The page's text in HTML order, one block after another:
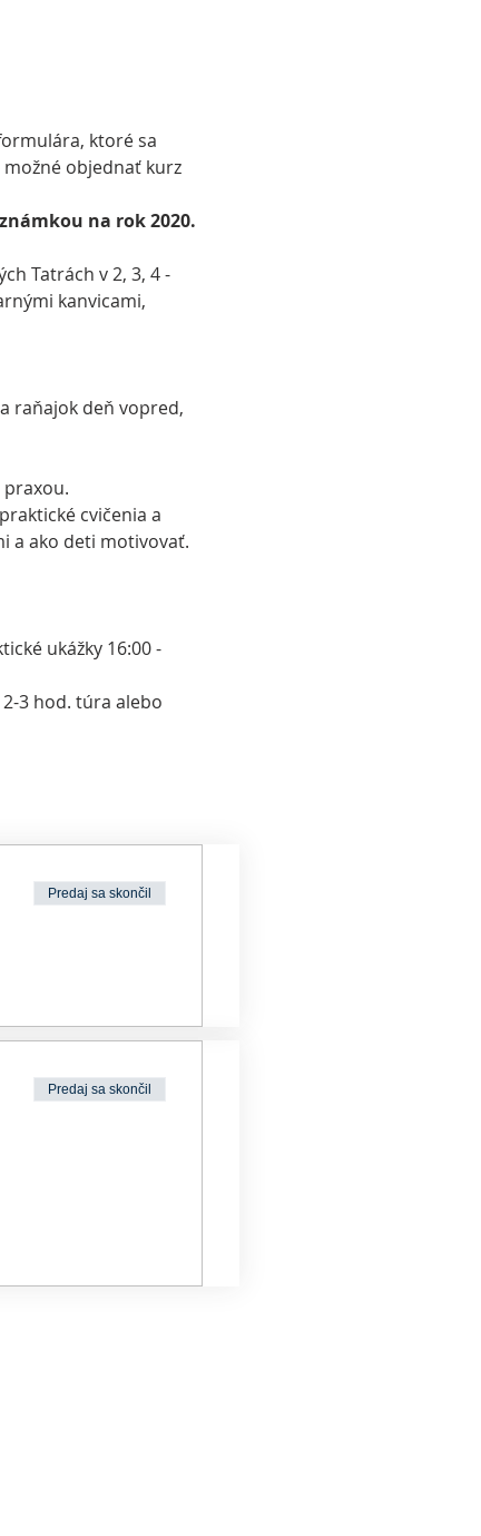
ktoré sa
možné objednať kurz
na rok 2020.
Tatrách v 2, 3, 4 -
kanvicami,
raňajok deň vopred,
cvičenia a
a ako deti motivovať.
ukážky 16:00 -
2-3 hod. túra alebo
Predaj sa skončil
Predaj sa skončil